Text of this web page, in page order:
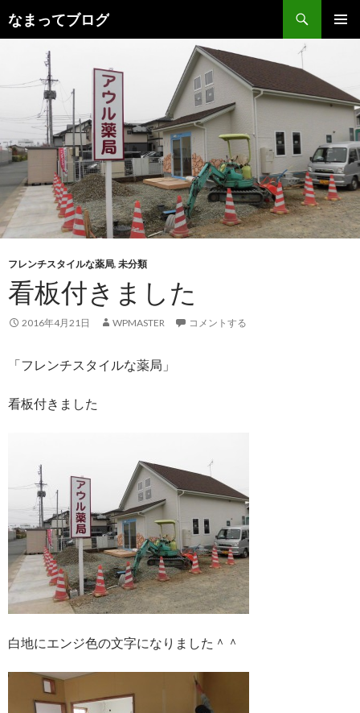
なまってブログ
索コ
キ
ッ
プ
フレンチスタイルな薬局, 未分類
看板付きました
2016年4月21日 WPMASTER コメントする
「フレンチスタイルな薬局」
看板付きました
白地にエンジ色の文字になりました＾＾